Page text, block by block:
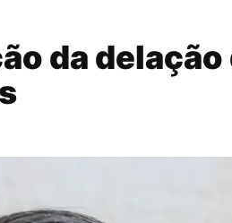
da delação